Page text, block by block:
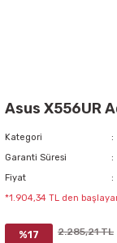
Asus X556UR
Kategori
Garanti Süresi
Fiyat
*1.904,34 TL den
%17 2.285,21 TL